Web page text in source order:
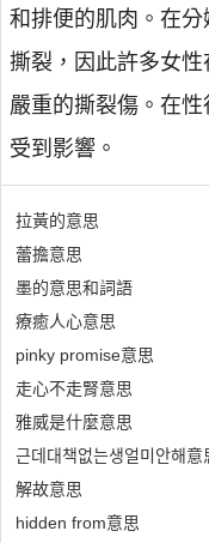
和排便的肌肉。在
撕裂，因此許多女
嚴重的撕裂傷。在
受到影響。
拉黃的意思
蕾擔意思
墨的意思和詞語
療癒人心意思
pinky promise意思
走心不走腎意思
雅威是什麼意思
근데대책없는생얼미안해意
解故意思
hidden from意思